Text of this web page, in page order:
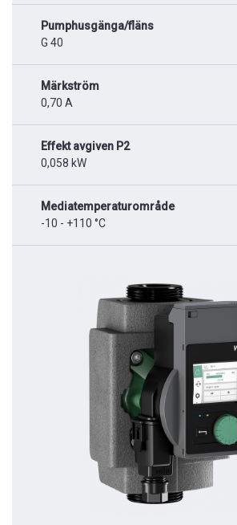
Pumphusgänga/fläns
G 40
Märkström
0,70 A
Effekt avgiven P2
0,058 kW
Mediatemperaturområde
-10 - +110 °C